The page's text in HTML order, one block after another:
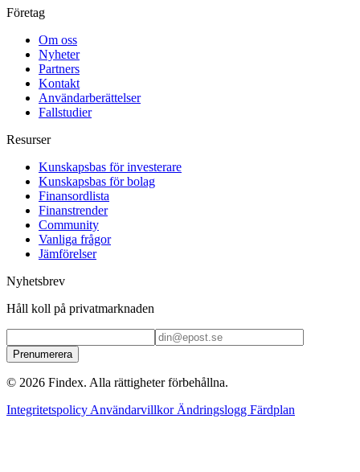
Företag
Om oss
Nyheter
Partners
Kontakt
Användarberättelser
Fallstudier
Resurser
Kunskapsbas för investerare
Kunskapsbas för bolag
Finansordlista
Finanstrender
Community
Vanliga frågor
Jämförelser
Nyhetsbrev
Håll koll på privatmarknaden
Prenumerera
© 2026 Findex. Alla rättigheter förbehållna.
Integritetspolicy Användarvillkor Ändringslogg Färdplan